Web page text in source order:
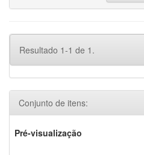
Resultado 1-1 de 1.
Conjunto de itens:
Pré-visualização